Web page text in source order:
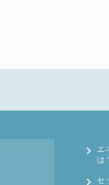
エ
は
セ